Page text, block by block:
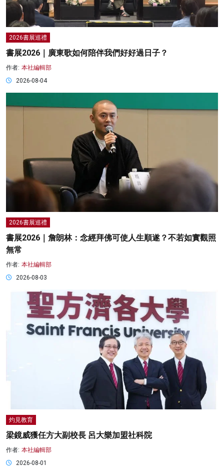
2026書展巡禮
書展2026｜廣東歌如何陪伴我們好好過日子？
作者: 本社編輯部
2026-08-04
2026書展巡禮
書展2026｜詹朗林：念經拜佛可使人生順遂？不若如實觀照
無常
作者: 本社編輯部
2026-08-03
灼見教育
梁鏡威獲任方大副校長 呂大樂加盟社科院
作者: 本社編輯部
2026-08-01